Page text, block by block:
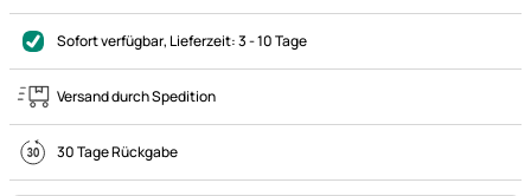
Sofort verfügbar, Lieferzeit:3 - 10 Tage
Versand durch Spedition
30 Tage Rückgabe